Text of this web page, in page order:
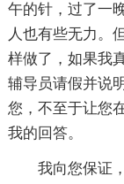
午的针，过了一
人也有些无力。
样做了，如果我
辅导员请假并说
您，不至于让您
我的回答。
我向您保证